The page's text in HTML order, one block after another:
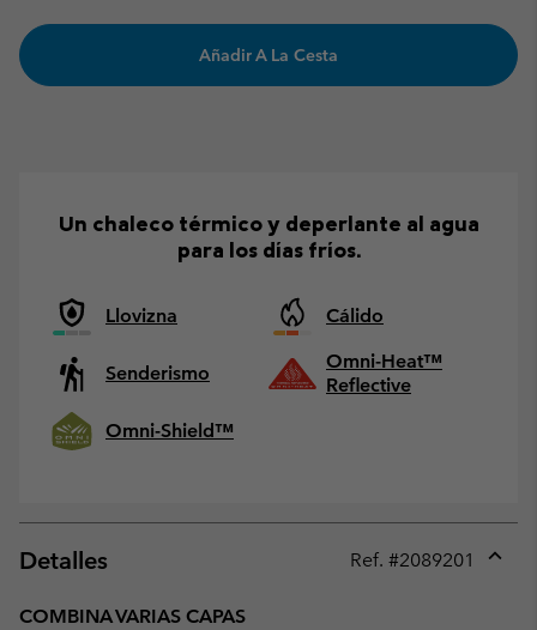
Añadir A La Cesta
Un chaleco térmico y deperlante al agua
para los días fríos.
Llovizna Cálido
Senderismo
Omni-Heat™
Reflective
Omni-Shield™
Detalles Ref. #2089201
COMBINA VARIAS CAPAS